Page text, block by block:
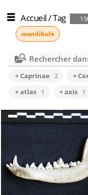
Accueil/Tag
mandibule
Rechercher
+ Caprinae 2 +
+ atlas 1 + axis 1